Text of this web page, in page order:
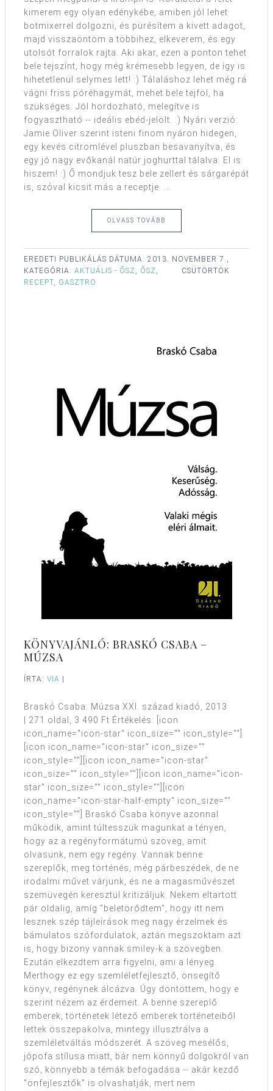
kimerem egy olyan edénykébe, amiben jól lehet
botmixerrel dolgozni, és pürésítem a kivett adagot,
majd visszaöntöm a többihez, elkeverem, és egy
utolsót forralok rajta. Aki akar, ezen a ponton tehet
bele tejszínt, hogy még krémesebb legyen, de így is
hihetetlenül selymes lett! :) Tálaláshoz lehet még rá
vágni friss póréhagymát, mehet bele tejföl, ha
szükséges. Jól hordozható, melegítve is
fogyasztható -- ideális ebéd-jelölt. :) Nyári verzió:
Jamie Oliver szerint isteni finom nyáron hidegen,
egy kevés citromlével pluszban besavanyítva, és
egy jó nagy evőkanál natúr joghurttal tálalva. El is
hiszem! :) Ő mondjuk tesz bele zellert és sárgarépát
is, szóval kicsit más a receptje. ...
OLVASS TOVÁBB
EREDETI PUBLIKÁLÁS DÁTUMA: 2013. NOVEMBER 7.,
CSÜTÖRTÖK
KATEGÓRIA: AKTUÁLIS - ŐSZ ŐSZ
RECEPT, GASZTRO
KÖNYVAJÁNLÓ: BRASKÓ CSABA –
MÚZSA
ÍRTA: VIA
Braskó Csaba: Múzsa XXI. század kiadó, 2013
| 271 oldal, 3 490 Ft Értékelés: [icon
icon_name="icon-star" icon_size="" icon_style=""]
[icon icon_name="icon-star" icon_size=""
icon_style=""][icon icon_name="icon-star"
icon_size="" icon_style=""][icon icon_name="icon-
star" icon_size="" icon_style=""][icon
icon_name="icon-star-half-empty" icon_size=""
icon_style=""] Braskó Csaba könyve azonnal
működik, amint túltesszük magunkat a tényen,
hogy az a regényformátumú szöveg, amit
olvasunk, nem egy regény. Vannak benne
szereplők, meg történés, még párbeszédek, de ne
irodalmi művet várjunk, és ne a magasművészet
szemüvegén keresztül kritizáljuk. Nekem eltartott
pár oldalig, amíg "beletörődtem", hogy itt nem
lesznek szép tájleírások meg nagy érzelmek és
bámulatos szófordulatok, aztán megszoktam azt
is, hogy bizony vannak smiley-k a szövegben.
Ezután elkezdtem arra figyelni, ami a lényeg.
Merthogy ez egy szemléletfejlesztő, önsegítő
könyv, regénynek álcázva. Úgy döntöttem, hogy e
szerint nézem az érdemeit. A benne szereplő
emberek, történetek létező emberek történeteiből
lettek összepakolva, mintegy illusztrálva a
szemléletváltás módszerét. A szöveg mesélős,
jópofa stílusa miatt, bár nem könnyű dolgokról van
szó, könnyebb a témák befogadása -- akár kezdő
"önfejlesztők" is olvashatják, mert nem